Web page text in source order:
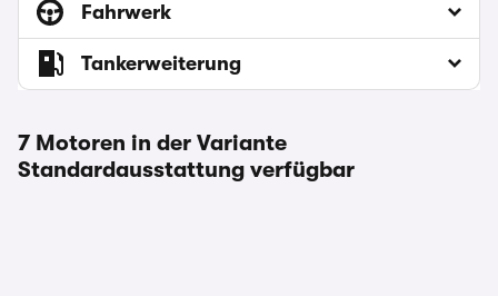
Fahrwerk
Tankerweiterung
7 Motoren in der Variante
Standardausstattung verfügbar